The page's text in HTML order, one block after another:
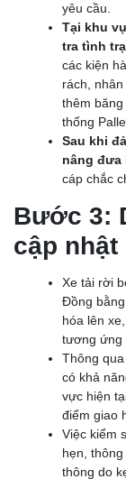
yêu cầu.
Tại khu
tra tình
các kiện
rách,
thêm
thống
Sau khi
nâng đưa
cáp chắc
Bước 3:
cập nhật
Xe tải rời
Đồng
hóa lên
tương ứng
Thông
có khả
vực hiện
điểm giao
Việc kiểm
hẹn,
thông do